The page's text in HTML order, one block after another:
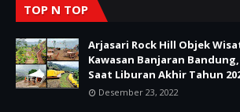
TOP N TOP
Arjasari Rock Hill Objek
Kawasan Banjaran
Saat Liburan Akhir Tahun
Desember 23, 2022